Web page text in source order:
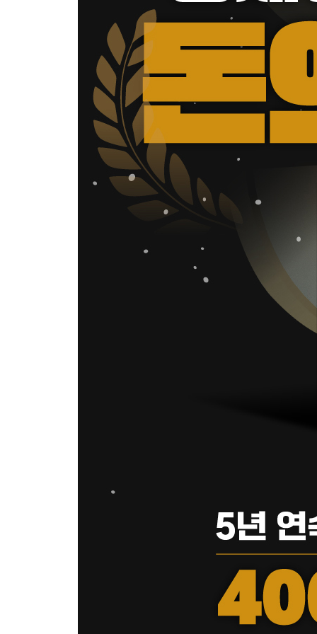
재무제표에 능통한 회계사는 투자를 정말 잘할까?
김승호의 투자 원칙과 기준
자식을 부자로 만드는 방법
만약 삼성전자 주식을 아직도 가지고 있었더라면
국제적 수준의 행동 에티켓과 세계화 과정
당신의 출구전략은 무엇인가?
모든 비즈니스는 결국 부동산과 금융을 만난다
똑똑한 사람들이 오히려 음모에 빠진다
사기를 당하지 않는 법
투자의 승자 자격을 갖췄는지 알 수 있는 열한 가지
두량 족난 복팔분
당신 사업의 퍼(PER)는 얼마인가?
창업을 꿈꾸는 젊은이는 작은 회사로 가라
길을 모르겠으면 큰길로 가라
재산을 모을 때는 농부가 되고 투자할 때는 어부가